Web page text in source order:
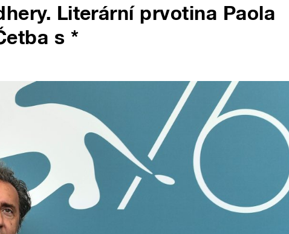
Literární prvotina Paola
s *